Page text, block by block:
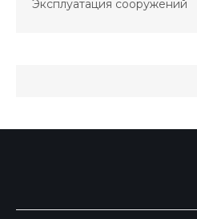
Эксплуатация сооружений